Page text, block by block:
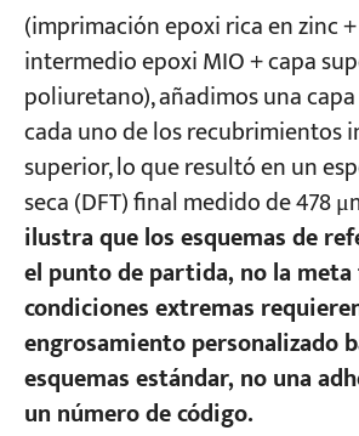
(imprimación epoxi rica en zinc
intermedio epoxi MIO + capa
poliuretano), añadimos una
cada uno de los recubrimientos
superior, lo que resultó en un
seca (DFT) final medido de 478
ilustra que los esquemas de
el punto de partida, no la meta
condiciones extremas
engrosamiento personalizado
esquemas estándar, no una
un número de código.